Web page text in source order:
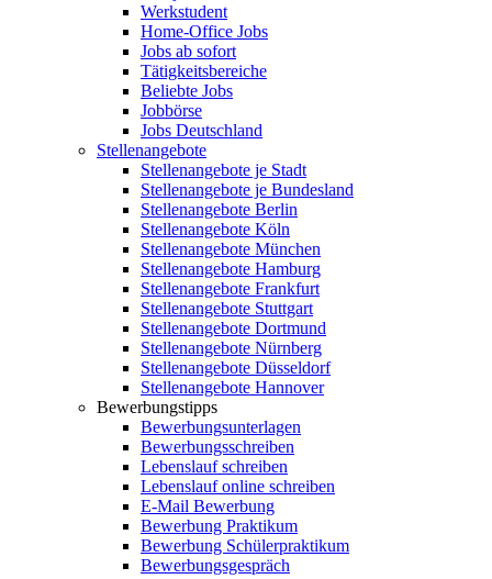
Werkstudent
Home-Office Jobs
Jobs ab sofort
Tätigkeitsbereiche
Beliebte Jobs
Jobbörse
Jobs Deutschland
Stellenangebote
Stellenangebote je Stadt
Stellenangebote je Bundesland
Stellenangebote Berlin
Stellenangebote Köln
Stellenangebote München
Stellenangebote Hamburg
Stellenangebote Frankfurt
Stellenangebote Stuttgart
Stellenangebote Dortmund
Stellenangebote Nürnberg
Stellenangebote Düsseldorf
Stellenangebote Hannover
Bewerbungstipps
Bewerbungsunterlagen
Bewerbungsschreiben
Lebenslauf schreiben
Lebenslauf online schreiben
E-Mail Bewerbung
Bewerbung Praktikum
Bewerbung Schülerpraktikum
Bewerbungsgespräch